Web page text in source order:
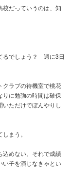
校だっていうのは、知
るでしょう？ 週に3日
クラブの待機室で桃花
りに勉強の時間は確保
ただけでぼんやりし
まう。
込めない。それで成績
い子を演じなきゃとい